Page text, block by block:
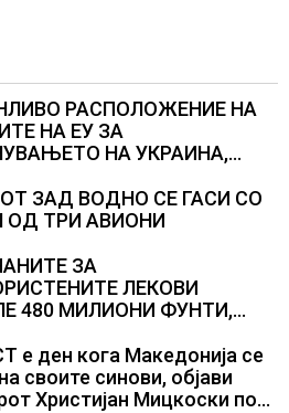
РАСПОЛОЖЕНИЕ НА
НА ЕУ ЗА
НА УКРАИНА,
и Германија
ЗАД ВОДНО СЕ ГАСИ СО
ТРИ АВИОНИ
ЗА
ЛЕКОВИ
480 МИЛИОНИ ФУНТИ,
што навистина им се
е ден кога Македонија се
своите синови, објави
Христијан Мицкоски по